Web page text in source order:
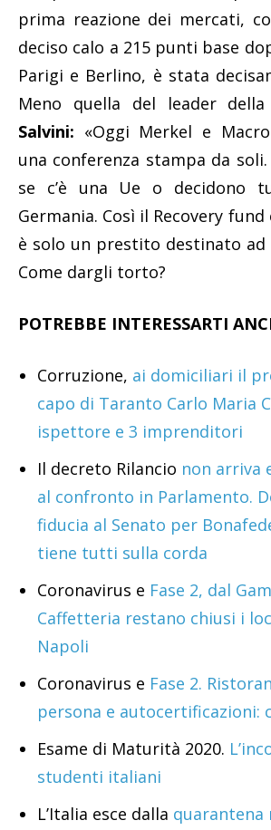
prima reazione dei mercati,
deciso calo a 215 punti base
Parigi e Berlino, è stata
Meno quella del leader della
Salvini: «Oggi Merkel e
una conferenza stampa da
se c’è una Ue o decidono
Germania. Così il Recovery
è solo un prestito destinato ad
Come dargli torto?
POTREBBE INTERESSARTI
Corruzione, ai domiciliari il
capo di Taranto Carlo Maria
ispettore e 3 imprenditori
Il decreto Rilancio non arriva
al confronto in Parlamento.
fiducia al Senato per
tiene tutti sulla corda
Coronavirus e Fase 2, dal
Caffetteria restano chiusi i
Napoli
Coronavirus e Fase 2.
persona e autocertificazioni:
Esame di Maturità 2020.
studenti italiani
L’Italia esce dalla quarantena